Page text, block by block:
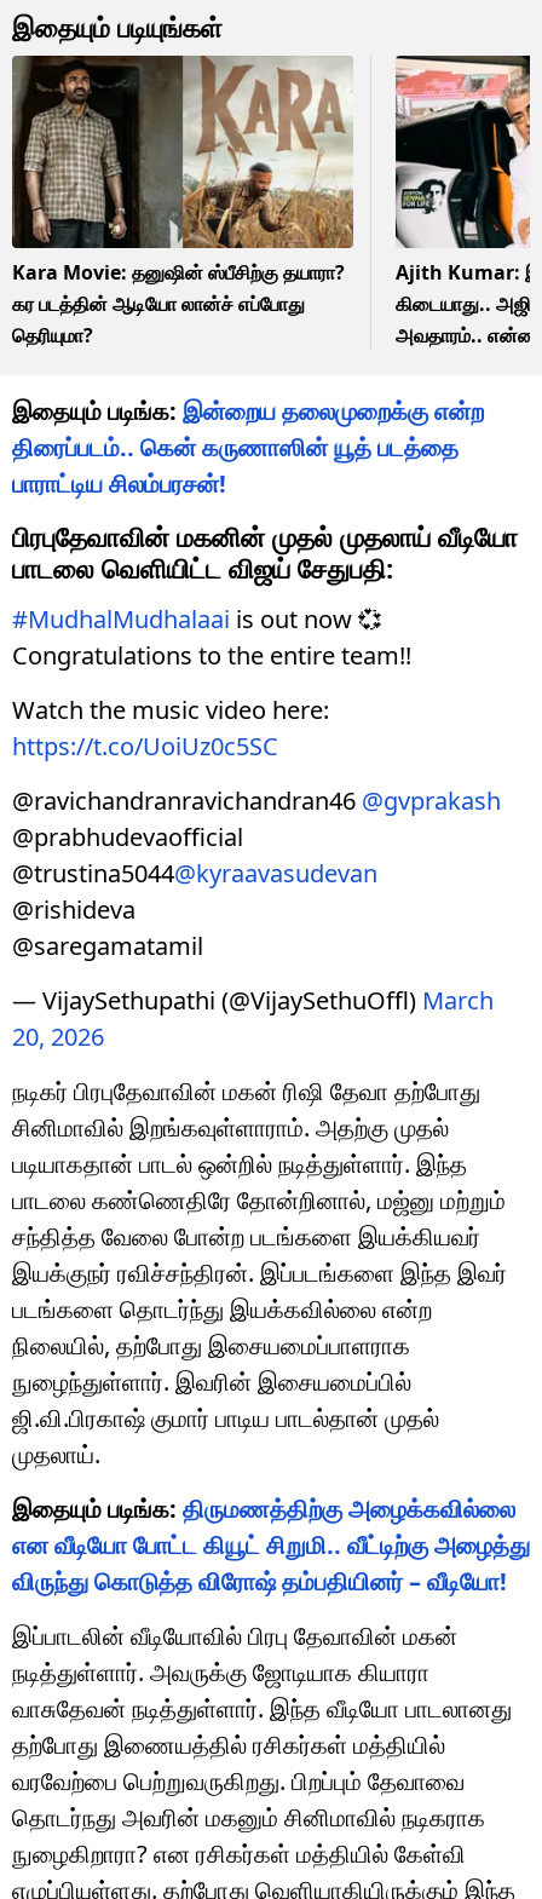
இதையும் படியுங்கள்
Kara Movie: தனுஷின் ஸ்பீசிற்கு தயாரா?
கர படத்தின் ஆடியோ லான்ச் எப்போது
தெரியுமா?
Ajith Kumar:
கிடையாது.. அஜித்
அவதாரம்.. என்னனு
இதையும் படிங்க: இன்றைய தலைமுறைக்கு என்ற
திரைப்படம்.. கென் கருணாஸின் யூத் படத்தை
பாராட்டிய சிலம்பரசன்!
பிரபுதேவாவின் மகனின் முதல் முதலாய் வீடியோ
பாடலை வெளியிட்ட விஜய் சேதுபதி:
#MudhalMudhalaai is out now 💞
Congratulations to the entire team!!
Watch the music video here:
https://t.co/UoiUz0c5SC
@ravichandranravichandran46 @gvprakash
@prabhudevaofficial
@trustina5044@kyraavasudevan
@rishideva
@saregamatamil
— VijaySethupathi (@VijaySethuOffl) March
20, 2026
நடிகர் பிரபுதேவாவின் மகன் ரிஷி தேவா தற்போது
சினிமாவில் இறங்கவுள்ளாராம். அதற்கு முதல்
படியாகதான் பாடல் ஒன்றில் நடித்துள்ளார். இந்த
பாடலை கண்ணெதிரே தோன்றினால், மஜ்னு மற்றும்
சந்தித்த வேலை போன்ற படங்களை இயக்கியவர்
இயக்குநர் ரவிச்சந்திரன். இப்படங்களை இந்த இவர்
படங்களை தொடர்ந்து இயக்கவில்லை என்ற
நிலையில், தற்போது இசையமைப்பாளராக
நுழைந்துள்ளார். இவரின் இசையமைப்பில்
ஜி.வி.பிரகாஷ் குமார் பாடிய பாடல்தான் முதல்
முதலாய்.
இதையும் படிங்க: திருமணத்திற்கு அழைக்கவில்லை
என வீடியோ போட்ட கியூட் சிறுமி.. வீட்டிற்கு அழைத்து
விருந்து கொடுத்த விரோஷ் தம்பதியினர் – வீடியோ!
இப்பாடலின் வீடியோவில் பிரபு தேவாவின் மகன்
நடித்துள்ளார். அவருக்கு ஜோடியாக கியாரா
வாசுதேவன் நடித்துள்ளார். இந்த வீடியோ பாடலானது
தற்போது இணையத்தில் ரசிகர்கள் மத்தியில்
வரவேற்பை பெற்றுவருகிறது. பிறப்பும் தேவாவை
தொடர்நது அவரின் மகனும் சினிமாவில் நடிகராக
நுழைகிறாரா? என ரசிகர்கள் மத்தியில் கேள்வி
எழுப்பியுள்ளது. தற்போது வெளியாகியிருக்கும் இந்த